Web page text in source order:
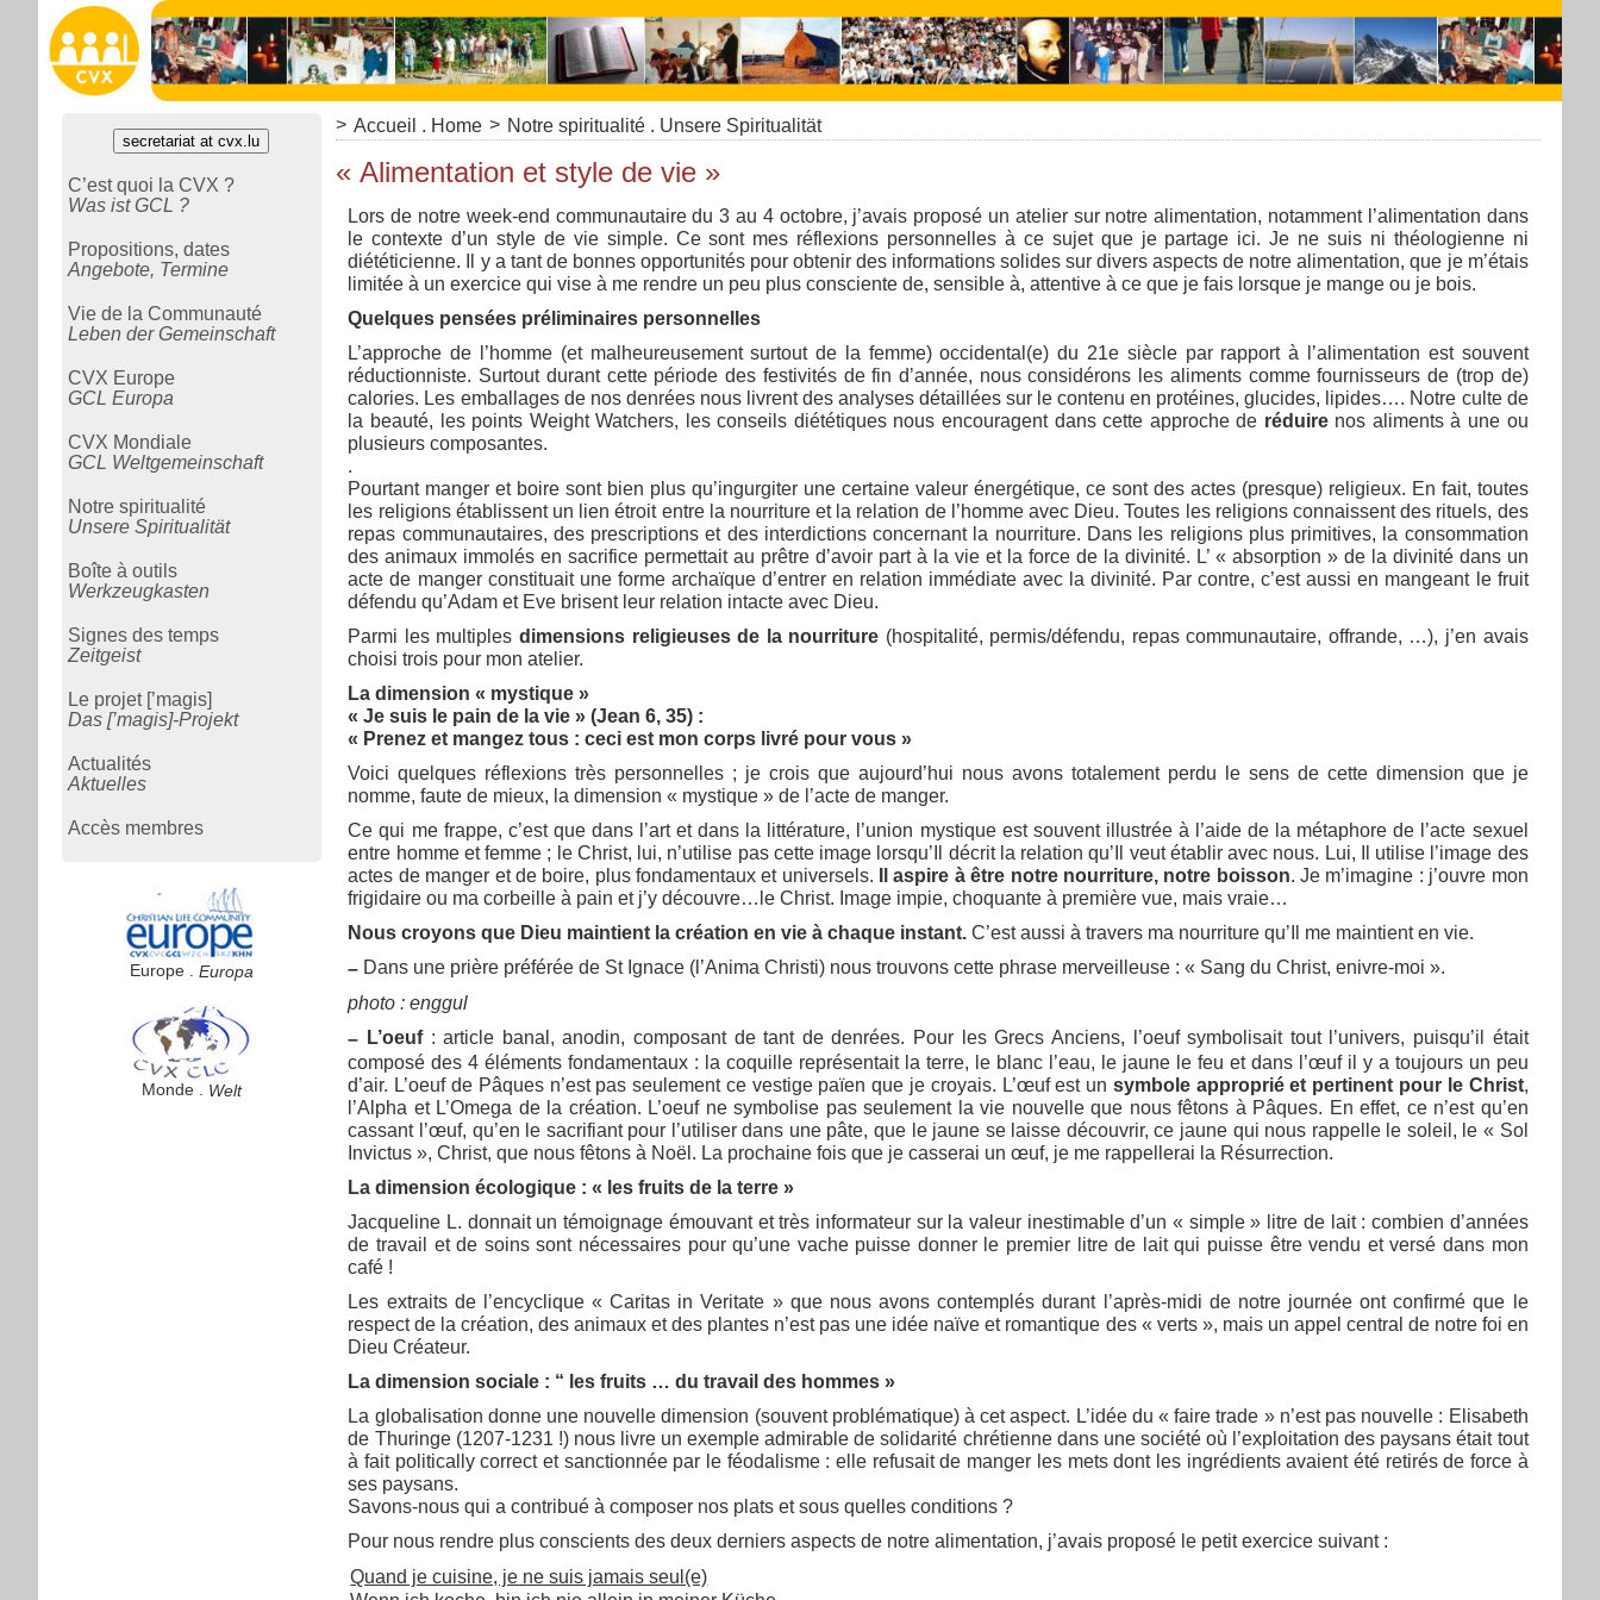
secretariat at cvx.lu
C’est quoi la CVX ?
Was ist GCL ?
Propositions, dates
Angebote, Termine
Vie de la Communauté
Leben der Gemeinschaft
CVX Europe
GCL Europa
CVX Mondiale
GCL Weltgemeinschaft
Notre spiritualité
Unsere Spiritualität
Boîte à outils
Werkzeugkasten
Signes des temps
Zeitgeist
Le projet [’magis]
Das [’magis]-Projekt
Actualités
Aktuelles
Accès membres
Europe . Europa
Monde . Welt
> Accueil . Home > Notre spiritualité . Unsere Spiritualität
« Alimentation et style de vie »
Lors de notre week-end communautaire du 3 au 4 octobre, j’avais proposé un atelier sur notre alimentation, notamment l’alimentation dans
le contexte d’un style de vie simple. Ce sont mes réflexions personnelles à ce sujet que je partage ici. Je ne suis ni théologienne ni
diététicienne. Il y a tant de bonnes opportunités pour obtenir des informations solides sur divers aspects de notre alimentation, que je m’étais
limitée à un exercice qui vise à me rendre un peu plus consciente de, sensible à, attentive à ce que je fais lorsque je mange ou je bois.
Quelques pensées préliminaires personnelles
L’approche de l’homme (et malheureusement surtout de la femme) occidental(e) du 21e siècle par rapport à l’alimentation est souvent
réductionniste. Surtout durant cette période des festivités de fin d’année, nous considérons les aliments comme fournisseurs de (trop de)
calories. Les emballages de nos denrées nous livrent des analyses détaillées sur le contenu en protéines, glucides, lipides…. Notre culte de
la beauté, les points Weight Watchers, les conseils diététiques nous encouragent dans cette approche de réduirenos aliments à une ou
plusieurs composantes.
.
Pourtant manger et boire sont bien plus qu’ingurgiter une certaine valeur énergétique, ce sont des actes (presque) religieux. En fait, toutes
les religions établissent un lien étroit entre la nourriture et la relation de l’homme avec Dieu. Toutes les religions connaissent des rituels, des
repas communautaires, des prescriptions et des interdictions concernant la nourriture. Dans les religions plus primitives, la consommation
des animaux immolés en sacrifice permettait au prêtre d’avoir part à la vie et la force de la divinité. L’ « absorption » de la divinité dans un
acte de manger constituait une forme archaïque d’entrer en relation immédiate avec la divinité. Par contre, c’est aussi en mangeant le fruit
défendu qu’Adam et Eve brisent leur relation intacte avec Dieu.
Parmi les multiplesdimensions religieuses de la nourriture (hospitalité, permis/défendu, repas communautaire, offrande, …), j’en avais
choisi trois pour mon atelier.
La dimension « mystique »
« Je suis le pain de la vie » (Jean 6, 35) :
« Prenez et mangez tous : ceci est mon corps livré pour vous »
Voici quelques réflexions très personnelles ; je crois que aujourd’hui nous avons totalement perdu le sens de cette dimension que je
nomme, faute de mieux, la dimension « mystique » de l’acte de manger.
Ce qui me frappe, c’est que dans l’art et dans la littérature, l’union mystique est souvent illustrée à l’aide de la métaphore de l’acte sexuel
entre homme et femme ; le Christ, lui, n’utilise pas cette image lorsqu’Il décrit la relation qu’Il veut établir avec nous. Lui, Il utilise l’image des
actes de manger et de boire, plus fondamentaux et universels.
Il aspire à être notre nourriture, notre boisson. Je m’imagine : j’ouvre mon
frigidaire ou ma corbeille à pain et j’y découvre…le Christ. Image impie, choquante à première vue, mais vraie…
Nous croyons que Dieu maintient la création en vie à chaque instant. C’est aussi à travers ma nourriture qu’Il me maintient en vie.
– Dans une prière préférée de St Ignace (l’Anima Christi) nous trouvons cette phrase merveilleuse : « Sang du Christ, enivre-moi ».
photo : enggul
– L’oeuf: article banal, anodin, composant de tant de denrées. Pour les Grecs Anciens, l’oeuf symbolisait tout l’univers, puisqu’il était
composé des 4 éléments fondamentaux : la coquille représentait la terre, le blanc l’eau, le jaune le feu et dans l’œuf il y a toujours un peu
d’air. L’oeuf de Pâques n’est pas seulement ce vestige païen que je croyais. L’œuf est un symbole approprié et pertinent pour le Christ,
l’Alpha et L’Omega de la création. L’oeuf ne symbolise pas seulement la vie nouvelle que nous fêtons à Pâques. En effet, ce n’est qu’en
cassant l’œuf, qu’en le sacrifiant pour l’utiliser dans une pâte, que le jaune se laisse découvrir, ce jaune qui nous rappelle le soleil, le « Sol
Invictus », Christ, que nous fêtons à Noël. La prochaine fois que je casserai un œuf, je me rappellerai la Résurrection.
La dimension écologique : « les fruits de la terre »
Jacqueline L. donnait un témoignage émouvant et très informateur sur la valeur inestimable d’un « simple » litre de lait : combien d’années
de travail et de soins sont nécessaires pour qu’une vache puisse donner le premier litre de lait qui puisse être vendu et versé dans mon
café !
Les extraits de l’encyclique « Caritas in Veritate » que nous avons contemplés durant l’après-midi de notre journée ont confirmé que le
respect de la création, des animaux et des plantes n’est pas une idée naïve et romantique des « verts », mais un appel central de notre foi en
Dieu Créateur.
La dimension sociale : “ les fruits … du travail des hommes »
La globalisation donne une nouvelle dimension (souvent problématique) à cet aspect. L’idée du « faire trade » n’est pas nouvelle : Elisabeth
de Thuringe (1207-1231 !) nous livre un exemple admirable de solidarité chrétienne dans une société où l’exploitation des paysans était tout
à fait politically correct et sanctionnée par le féodalisme : elle refusait de manger les mets dont les ingrédients avaient été retirés de force à
ses paysans.
Savons-nous qui a contribué à composer nos plats et sous quelles conditions ?
Pour nous rendre plus conscients des deux derniers aspects de notre alimentation, j’avais proposé le petit exercice suivant :
Quand je cuisine, je ne suis jamais seul(e)